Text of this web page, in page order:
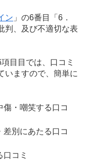
ン 」の6番目「6．
判、及び不適切な表
目目では、口コミ
いますので、簡単に
・嘲笑する口コ
別にあたる口コ
コミ